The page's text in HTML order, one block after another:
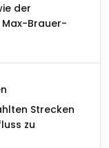
der
Brauer-
Strecken
zu